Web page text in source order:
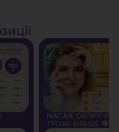
МАСАЖ ОБЛИЧЧЯ + ЩЕ
ТРОХИ БІЛЬШЕ